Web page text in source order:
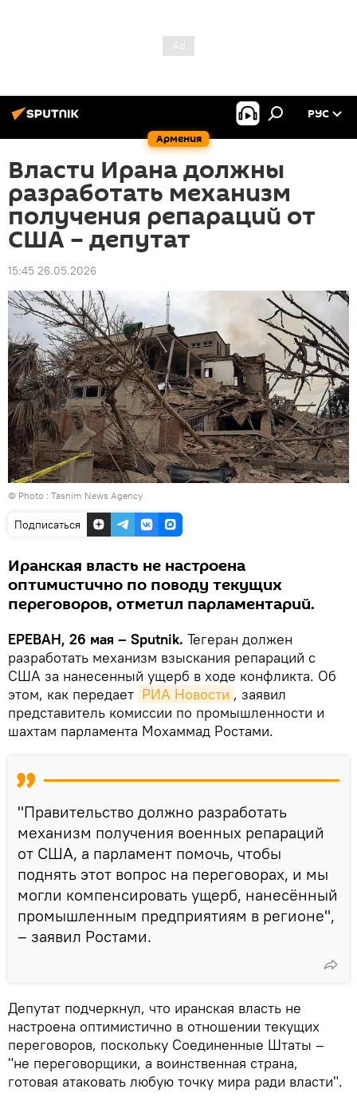
Армения
РУС
Власти Ирана должны
разработать механизм
получения репараций от
США – депутат
15:45 26.05.2026
© Photo : Tasnim News Agency
Подписаться
Иранская власть не настроена
оптимистично по поводу текущих
переговоров, отметил парламентарий.
ЕРЕВАН, 26 мая – Sputnik. Тегеран должен
разработать механизм взыскания репараций с
США за нанесенный ущерб в ходе конфликта. Об
этом, как передает РИА Новости , заявил
представитель комиссии по промышленности и
шахтам парламента Мохаммад Ростами.
"Правительство должно разработать
механизм получения военных репараций
от США, а парламент помочь, чтобы
поднять этот вопрос на переговорах, и мы
могли компенсировать ущерб, нанесённый
промышленным предприятиям в регионе",
– заявил Ростами.
Депутат подчеркнул, что иранская власть не
настроена оптимистично в отношении текущих
переговоров, поскольку Соединенные Штаты –
"не переговорщики, а воинственная страна,
готовая атаковать любую точку мира ради власти".